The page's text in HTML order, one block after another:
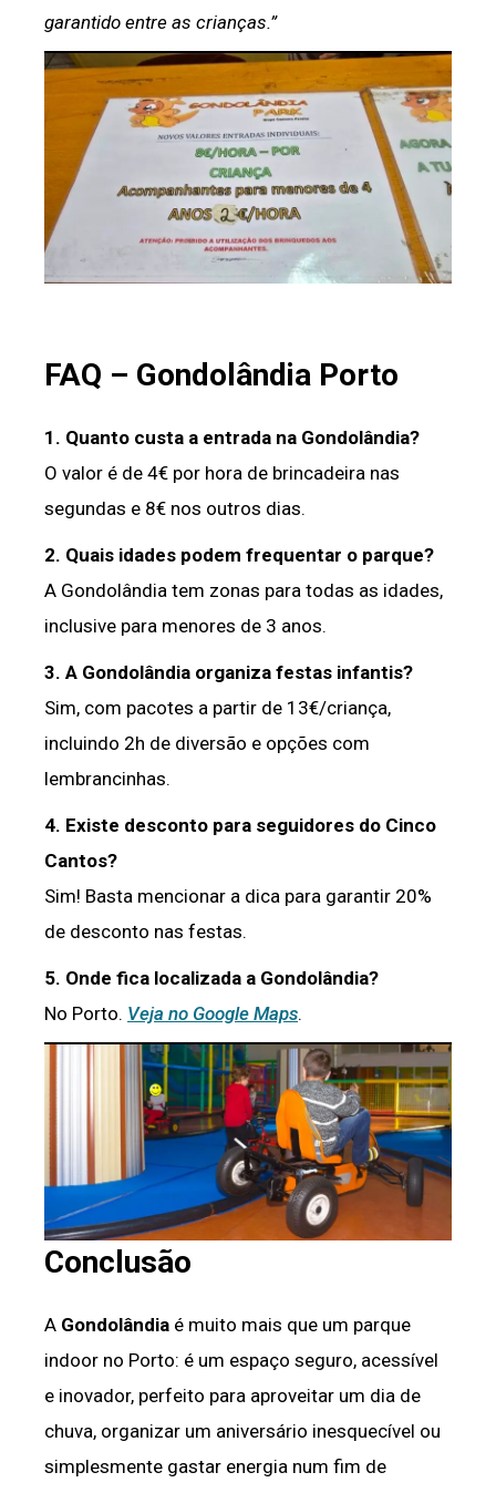
garantido entre as crianças.”
FAQ – Gondolândia Porto
1. Quanto custa a entrada na Gondolândia?
O valor é de 4€ por hora de brincadeira nas
segundas e 8€ nos outros dias.
2. Quais idades podem frequentar o parque?
A Gondolândia tem zonas para todas as idades,
inclusive para menores de 3 anos.
3. A Gondolândia organiza festas infantis?
Sim, com pacotes a partir de 13€/criança,
incluindo 2h de diversão e opções com
lembrancinhas.
4. Existe desconto para seguidores do Cinco
Cantos?
Sim! Basta mencionar a dica para garantir 20%
de desconto nas festas.
5. Onde fica localizada a Gondolândia?
No Porto. Veja no Google Maps.
Conclusão
A Gondolândia é muito mais que um parque
indoor no Porto: é um espaço seguro, acessível
e inovador, perfeito para aproveitar um dia de
chuva, organizar um aniversário inesquecível ou
simplesmente gastar energia num fim de